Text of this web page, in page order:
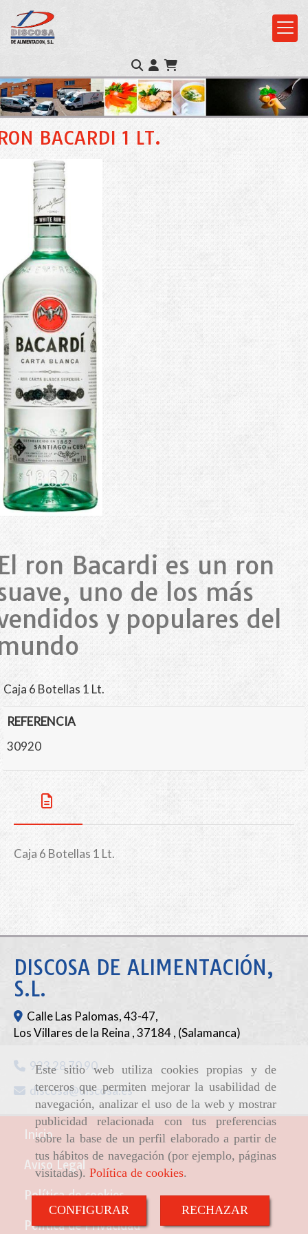
Este sitio web utiliza cookies propias y de
terceros que permiten mejorar la usabilidad de
navegación, analizar el uso de la web y mostrar
publicidad relacionada con tus preferencias
sobre la base de un perfil elaborado a partir de
tus hábitos de navegación (por ejemplo, páginas
visitadas). Política de cookies.
CONFIGURAR RECHAZAR
BACARDI 1 LT.
ron Bacardi es un ron
uno de los más
y populares del
Caja 6 Botellas 1 Lt.
REFERENCIA
30920
Caja 6 Botellas 1 Lt.
DISCOSA DE ALIMENTACIÓN,
S.L.
Calle Las Palomas, 43-47,
Los Villares de la Reina ,37184, (Salamanca)
923 28 70 90
discosa
discosa.es
Inicio
Aviso Legal
Política de cookies
Política de Privacidad